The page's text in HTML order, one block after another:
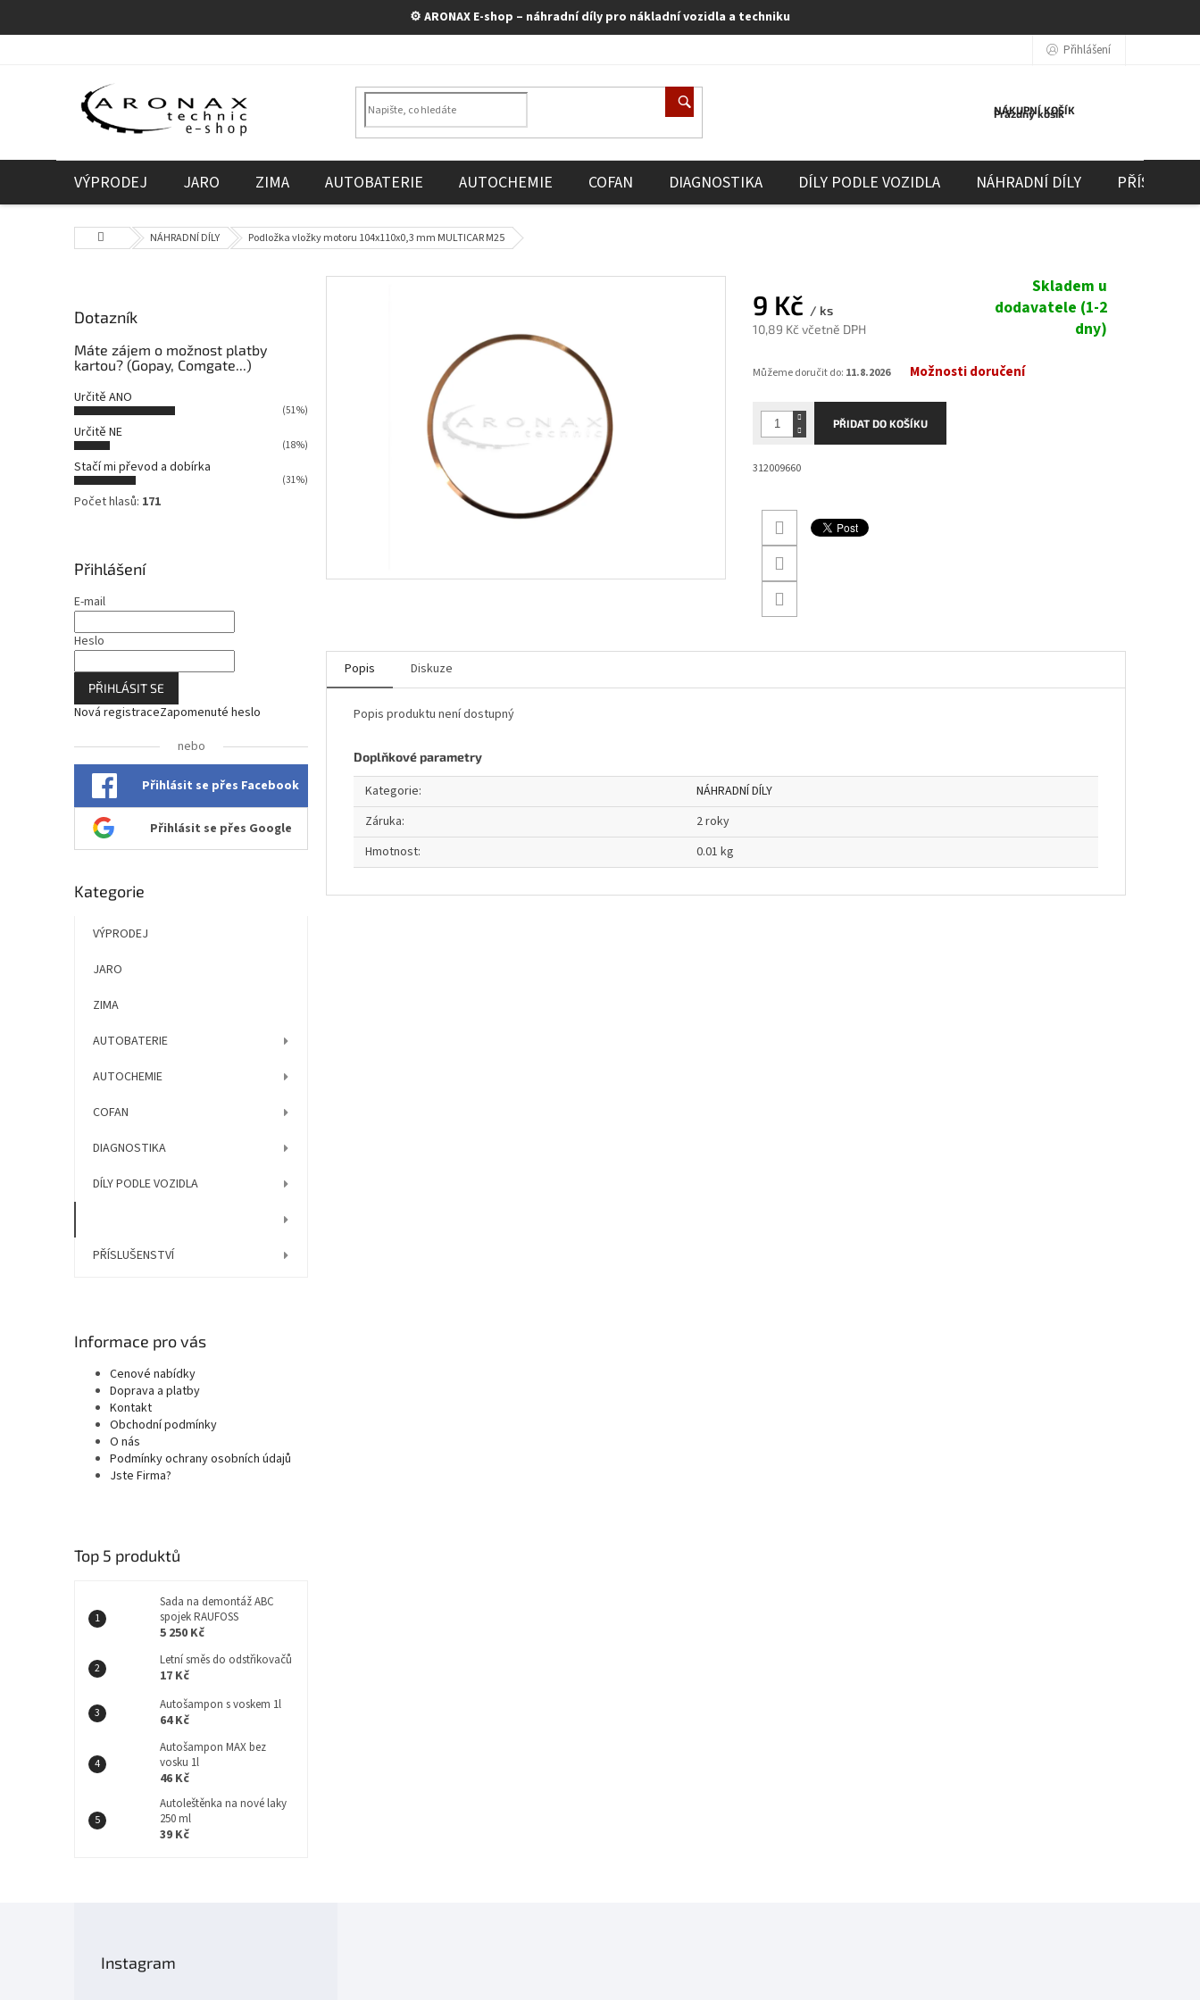
⚙️ ARONAX E-shop – náhradní díly pro nákladní vozidla a techniku
Přihlášení
NÁKUPNÍ KOŠÍK
Prázdný košík
VÝPRODEJ JARO ZIMA AUTOBATERIE AUTOCHEMIE COFAN DIAGNOSTIKA DÍLY PODLE VOZIDLA NÁHRADNÍ DÍLY
Domů NÁHRADNÍ DÍLY Podložka vložky motoru 104x110x0,3 mm MULTICAR M25
s
t
r
n
n
í
p
a
n
Dotazník
Máte zájem o možnost platby
kartou? (Gopay, Comgate...)
Určitě ANO
(51%)
Určitě NE
(18%)
Stačí mi převod a dobírka
(31%)
Počet hlasů: 171
Přihlášení
E-mail
Heslo
PŘIHLÁSIT SE
Nová registraceZapomenuté heslo
nebo
Přihlásit se přes Facebook
Přihlásit se přes Google
Přeskočit
Kategorie
VÝPRODEJ
JARO
ZIMA
AUTOBATERIE
AUTOCHEMIE
COFAN
DIAGNOSTIKA
DÍLY PODLE VOZIDLA
PŘÍSLUŠENSTVÍ
Informace pro vás
Cenové nabídky
Doprava a platby
Kontakt
Obchodní podmínky
O nás
Podmínky ochrany osobních údajů
Jste Firma?
Top 5 produktů
Sada na demontáž ABC
spojek RAUFOSS
5 250 Kč
Letní směs do odstřikovačů
17 Kč
Autošampon s voskem 1l
64 Kč
Autošampon MAX bez
vosku 1l
46 Kč
Autoleštěnka na nové laky
250 ml
39 Kč
9 Kč / ks
10,89 Kč včetně DPH
cena:
Skladem u
dodavatele (1-2
dny)
Můžeme doručit do: 11.8.2026 Možnosti doručení
PŘIDAT DO KOŠÍKU
312009660
Popis Diskuze
Popis produktu není dostupný
Doplňkové parametry
Kategorie:
NÁHRADNÍ DÍLY
Záruka:
2 roky
Hmotnost: 0.01 kg
Instagram